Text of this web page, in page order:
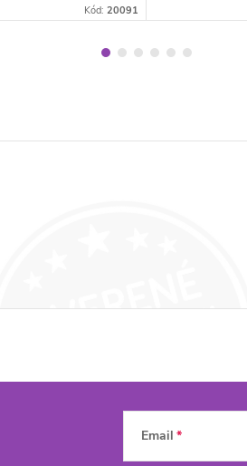
Kód: 20091
Email